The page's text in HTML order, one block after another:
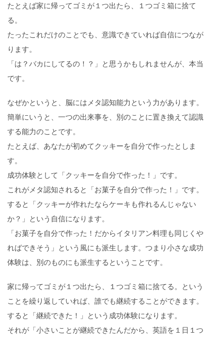
たとえば家に帰ってゴミが１つ出たら、１つゴミ箱に捨て
る。
たったこれだけのことでも、意識できていれば自信につなが
ります。
「は？バカにしてるの！？」と思うかもしれませんが、本当
です。
なぜかというと、脳にはメタ認知能力という力があります。
簡単にいうと、一つの出来事を、別のことに置き換えて認識
する能力のことです。
たとえば、あなたが初めてクッキーを自分で作ったとしま
す。
成功体験として「クッキーを自分で作った！」です。
これがメタ認知されると「お菓子を自分で作った！」です。
すると「クッキーが作れたならケーキも作れるんじゃない
か？」という自信になります。
「お菓子を自分で作った！だからイタリアン料理も同じくや
ればできそう」という風にも派生します。つまり小さな成功
体験は、別のものにも派生するということです。
家に帰ってゴミが１つ出たら、１つゴミ箱に捨てる。という
ことを繰り返していれば、誰でも継続することができます。
すると「継続できた！」という成功体験になります。
それが「小さいことが継続できたんだから、英語を１日１つ